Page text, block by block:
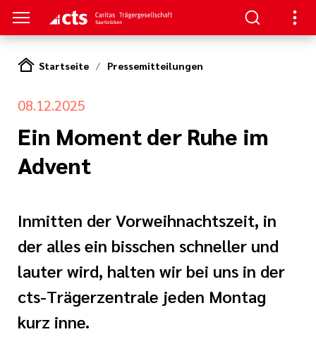
und
und zentrale
Care
cts
und FAQs
und
Startseite Pressemitteilungen
08.12.2025
Ein Moment der Ruhe im
Advent
Inmitten der Vorweihnachtszeit, in
der alles ein bisschen schneller und
lauter wird, halten wir bei uns in der
cts-Trägerzentrale jeden Montag
kurz inne.